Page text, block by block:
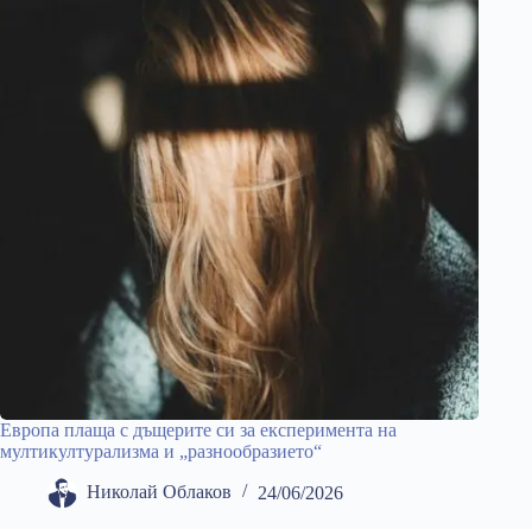
Европа плаща с дъщерите си за експеримента на
мултикултурализма и „разнообразието“
Николай Облаков 24/06/2026